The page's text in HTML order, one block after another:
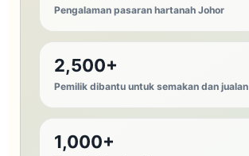
Pengalaman pasaran hartanah Johor
2,500+
Pemilik dibantu untuk semakan dan jualan
1,000+